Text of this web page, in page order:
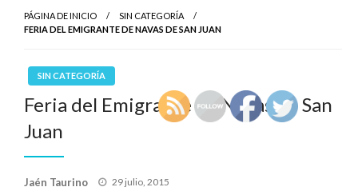
PÁGINA DE INICIO
SIN CATEGORÍA
FERIA DEL EMIGRANTE DE NAVAS DE SAN JUAN
SIN CATEGORÍA
Feria del Emigrante de Navas de San
Juan
Jaén Taurino
Publicado
29 julio, 2015